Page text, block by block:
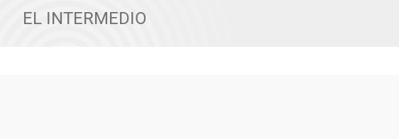
Julia en la onda
EL INTERMEDIO